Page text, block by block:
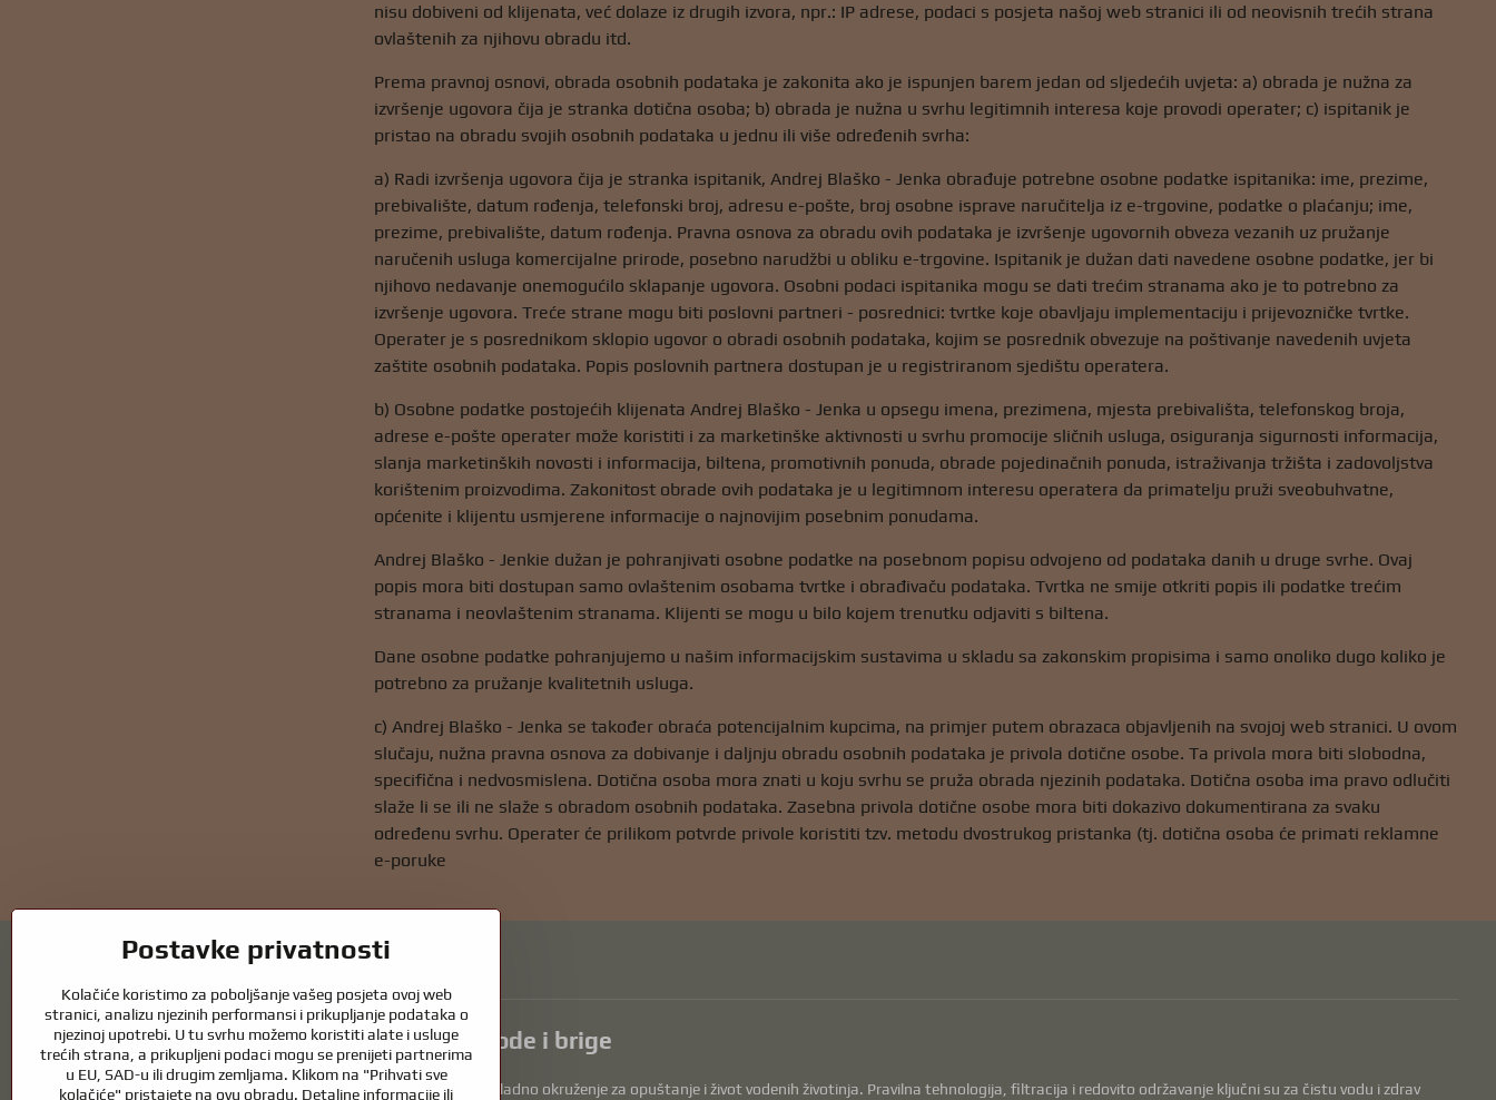
nisu dobiveni od klijenata, već dolaze iz drugih izvora, npr.: IP adrese, podaci s posjeta našoj web stranici ili od neovisnih trećih strana
ovlaštenih za njihovu obradu itd.
Prema pravnoj osnovi, obrada osobnih podataka je zakonita ako je ispunjen barem jedan od sljedećih uvjeta: a) obrada je nužna za
izvršenje ugovora čija je stranka dotična osoba; b) obrada je nužna u svrhu legitimnih interesa koje provodi operater; c) ispitanik je
pristao na obradu svojih osobnih podataka u jednu ili više određenih svrha:
a) Radi izvršenja ugovora čija je stranka ispitanik, Andrej Blaško - Jenka obrađuje potrebne osobne podatke ispitanika: ime, prezime,
prebivalište, datum rođenja, telefonski broj, adresu e-pošte, broj osobne isprave naručitelja iz e-trgovine, podatke o plaćanju; ime,
prezime, prebivalište, datum rođenja. Pravna osnova za obradu ovih podataka je izvršenje ugovornih obveza vezanih uz pružanje
naručenih usluga komercijalne prirode, posebno narudžbi u obliku e-trgovine. Ispitanik je dužan dati navedene osobne podatke, jer bi
njihovo nedavanje onemogućilo sklapanje ugovora. Osobni podaci ispitanika mogu se dati trećim stranama ako je to potrebno za
izvršenje ugovora. Treće strane mogu biti poslovni partneri - posrednici: tvrtke koje obavljaju implementaciju i prijevozničke tvrtke.
Operater je s posrednikom sklopio ugovor o obradi osobnih podataka, kojim se posrednik obvezuje na poštivanje navedenih uvjeta
zaštite osobnih podataka. Popis poslovnih partnera dostupan je u registriranom sjedištu operatera.
b) Osobne podatke postojećih klijenata Andrej Blaško - Jenka u opsegu imena, prezimena, mjesta prebivališta, telefonskog broja,
adrese e-pošte operater može koristiti i za marketinške aktivnosti u svrhu promocije sličnih usluga, osiguranja sigurnosti informacija,
slanja marketinških novosti i informacija, biltena, promotivnih ponuda, obrade pojedinačnih ponuda, istraživanja tržišta i zadovoljstva
korištenim proizvodima. Zakonitost obrade ovih podataka je u legitimnom interesu operatera da primatelju pruži sveobuhvatne,
općenite i klijentu usmjerene informacije o najnovijim posebnim ponudama.
Andrej Blaško - Jenkie dužan je pohranjivati ​​osobne podatke na posebnom popisu odvojeno od podataka danih u druge svrhe. Ovaj
popis mora biti dostupan samo ovlaštenim osobama tvrtke i obrađivaču podataka. Tvrtka ne smije otkriti popis ili podatke trećim
stranama i neovlaštenim stranama. Klijenti se mogu u bilo kojem trenutku odjaviti s biltena.
Dane osobne podatke pohranjujemo u našim informacijskim sustavima u skladu sa zakonskim propisima i samo onoliko dugo koliko je
potrebno za pružanje kvalitetnih usluga.
c) Andrej Blaško - Jenka se također obraća potencijalnim kupcima, na primjer putem obrazaca objavljenih na svojoj web stranici. U ovom
slučaju, nužna pravna osnova za dobivanje i daljnju obradu osobnih podataka je privola dotične osobe. Ta privola mora biti slobodna,
specifična i nedvosmislena. Dotična osoba mora znati u koju svrhu se pruža obrada njezinih podataka. Dotična osoba ima pravo odlučiti
slaže li se ili ne slaže s obradom osobnih podataka. Zasebna privola dotične osobe mora biti dokazivo dokumentirana za svaku
određenu svrhu. Operater će prilikom potvrde privole koristiti tzv. metodu dvostrukog pristanka (tj. dotična osoba će primati reklamne
e-poruke
Vrtni ribnjaci i oprema za konje – spoj prirode i brige
Vrtni ribnjaci prekrasan su dodatak svakom eksterijeru i stvaraju skladno okruženje za opuštanje i život vodenih životinja. Pravilna tehnologija, filtracija i redovito održavanje ključni su za čistu vodu i zdrav
Postavke privatnosti
Kolačiće koristimo za poboljšanje vašeg posjeta ovoj web
stranici, analizu njezinih performansi i prikupljanje podataka o
njezinoj upotrebi. U tu svrhu možemo koristiti alate i usluge
trećih strana, a prikupljeni podaci mogu se prenijeti partnerima
u EU, SAD-u ili drugim zemljama. Klikom na "Prihvati sve
kolačiće" pristajete na ovu obradu. Detaljne informacije ili